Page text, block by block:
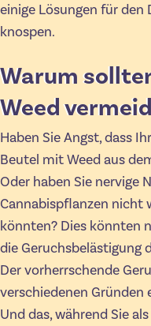
einige Lösungen für
knospen.
Warum
Weed
Haben Sie Angst, dass
Beutel mit Weed aus
Oder haben Sie nervige
Cannabispflanzen nicht
könnten? Dies könnten
die Geruchsbelästigung
Der vorherrschende
verschiedenen Gründen
Und das, während Sie